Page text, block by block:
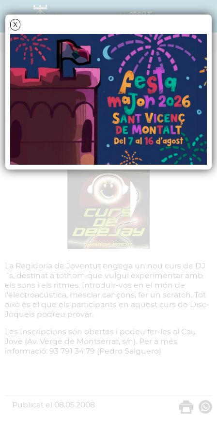
X
NOTÍCIES - ACTUALITAT
La Regidoria de
Joventut engega un
nou curs de DJ,s
La Regidoria de Joventut engega un nou curs de DJ
´s, destinat a tothom que vulgui experimentar amb
els sons i els ritmes. Introduir-vos en el món de
l'electroacústica, mesclar cançons, fer un scratch. Tot
això és el que els participants en aquest curs de Disc-
Joqueis podreu provar.
Les Inscripcions són obertes i podeu fer-les al Cau
Jove (Av. Verge de Montserrat, s/n). Per a més
informació: 93 791 34 79 (Pedro Salguero)
Publicat el 08.05.2008